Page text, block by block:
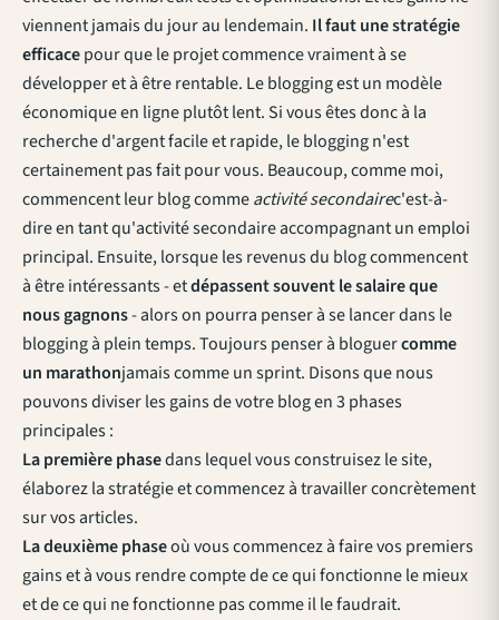
viennent jamais du jour au lendemain. Il faut une stratégie
efficacepour que le projet commence vraiment à se
développer et à être rentable. Le blogging est un modèle
économique en ligne plutôt lent. Si vous êtes donc à la
recherche d'argent facile et rapide, le blogging n'est
certainement pas fait pour vous. Beaucoup, comme moi,
commencent leur blog commeactivité secondairec'est-à-
dire en tant qu'activité secondaire accompagnant un emploi
principal. Ensuite, lorsque les revenus du blog commencent
à être intéressants - etdépassent souvent le salaire que
nous gagnons- alors on pourra penser à se lancer dans le
blogging à plein temps. Toujours penser à bloguercomme
un marathonjamais comme un sprint. Disons que nous
pouvons diviser les gains de votre blog en 3 phases
principales :
La première phasedans lequel vous construisez le site,
élaborez la stratégie et commencez à travailler concrètement
sur vos articles.
La deuxième phaseoù vous commencez à faire vos premiers
gains et à vous rendre compte de ce qui fonctionne le mieux
et de ce qui ne fonctionne pas comme il le faudrait.